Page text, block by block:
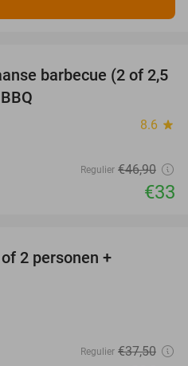
30%
barbecue (2 of 2,5
8.6 star
Regulier €46,90
€33
2 personen +
Regulier €37,50